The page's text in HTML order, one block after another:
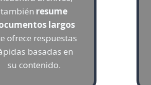
también resume
largos
ofrece respuestas
basadas en
su contenido.